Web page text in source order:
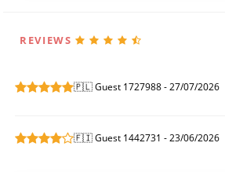
REVIEWS
🇵🇱 Guest 1727988 - 27/07/2026
🇫🇮 Guest 1442731 - 23/06/2026